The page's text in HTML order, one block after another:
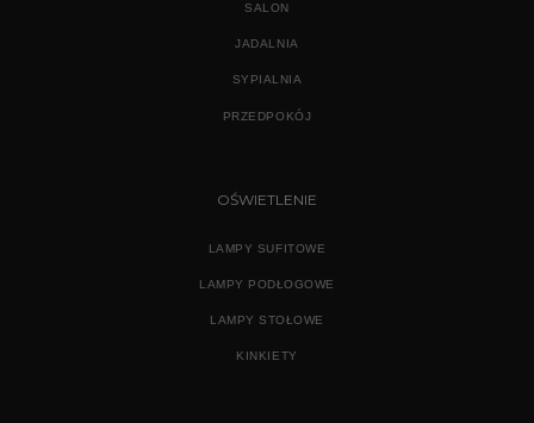
SALON
JADALNIA
SYPIALNIA
PRZEDPOKÓJ
OŚWIETLENIE
LAMPY SUFITOWE
LAMPY PODŁOGOWE
LAMPY STOŁOWE
KINKIETY